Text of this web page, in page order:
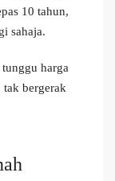
10 tahun,
sahaja.
harga
bergerak